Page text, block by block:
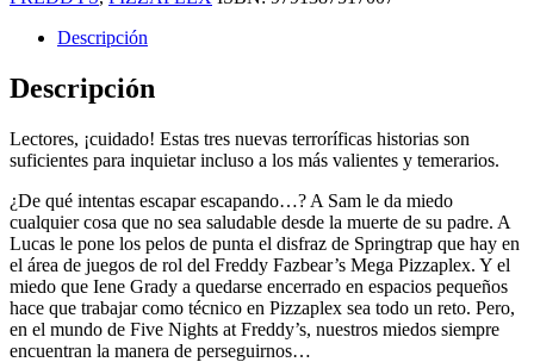
Descripción
Descripción
Lectores, ¡cuidado! Estas tres nuevas terroríficas historias son
suficientes para inquietar incluso a los más valientes y temerarios.
¿De qué intentas escapar escapando…? A Sam le da miedo
cualquier cosa que no sea saludable desde la muerte de su padre. A
Lucas le pone los pelos de punta el disfraz de Springtrap que hay en
el área de juegos de rol del Freddy Fazbear’s Mega Pizzaplex. Y el
miedo que Iene Grady a quedarse encerrado en espacios pequeños
hace que trabajar como técnico en Pizzaplex sea todo un reto. Pero,
en el mundo de Five Nights at Freddy’s, nuestros miedos siempre
encuentran la manera de perseguirnos…